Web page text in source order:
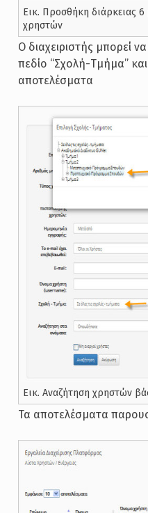
Εικ. Προσθήκη διάρκειας
χρηστών
Ο διαχειριστής μπορεί
πεδίο “Σχολή-Τμήμα”
αποτελέσματα
Εικ. Αναζήτηση χρηστών
Τα αποτελέσματα